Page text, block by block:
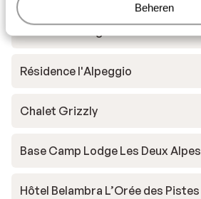
Beheren
Résidence l'Alpeggio
Chalet Grizzly
Base Camp Lodge Les Deux Alpes
Hôtel Belambra L’Orée des Pistes